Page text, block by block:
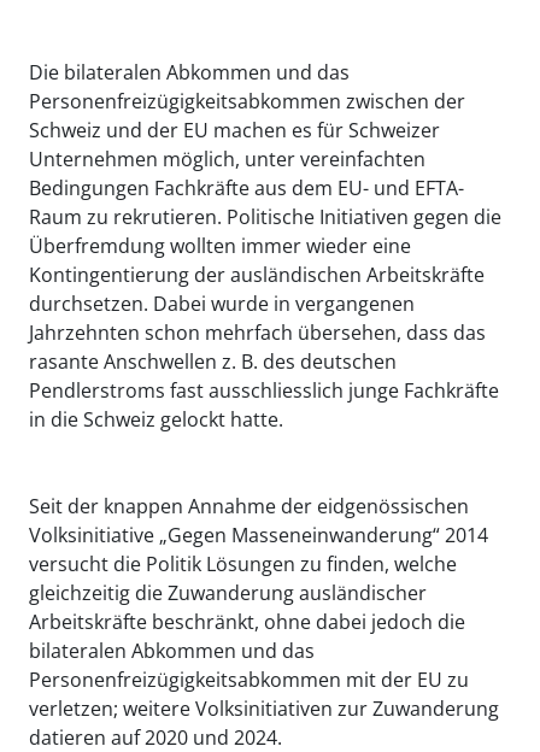
Die bilateralen Abkommen und das
Personenfreizügigkeitsabkommen zwischen der
Schweiz und der EU machen es für Schweizer
Unternehmen möglich, unter vereinfachten
Bedingungen Fachkräfte aus dem EU- und EFTA-
Raum zu rekrutieren. Politische Initiativen gegen die
Überfremdung wollten immer wieder eine
Kontingentierung der ausländischen Arbeitskräfte
durchsetzen. Dabei wurde in vergangenen
Jahrzehnten schon mehrfach übersehen, dass das
rasante Anschwellen z. B. des deutschen
Pendlerstroms fast ausschliesslich junge Fachkräfte
in die Schweiz gelockt hatte.
Seit der knappen Annahme der eidgenössischen
Volksinitiative „Gegen Masseneinwanderung“ 2014
versucht die Politik Lösungen zu finden, welche
gleichzeitig die Zuwanderung ausländischer
Arbeitskräfte beschränkt, ohne dabei jedoch die
bilateralen Abkommen und das
Personenfreizügigkeitsabkommen mit der EU zu
verletzen; weitere Volksinitiativen zur Zuwanderung
datieren auf 2020 und 2024.